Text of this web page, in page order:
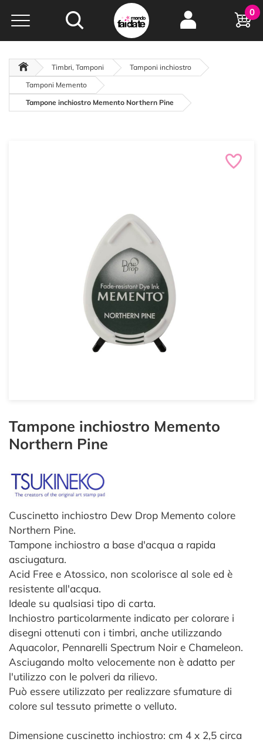
Hobby e
creatività...
oltre 15 anni online
0
Timbri, Tamponi
Tamponi inchiostro
Tamponi Memento
Tampone inchiostro Memento Northern Pine
Tampone inchiostro Memento
Northern Pine
Cuscinetto inchiostro Dew Drop Memento colore
Northern Pine.
Tampone inchiostro a base d'acqua a rapida
asciugatura.
Acid Free e Atossico, non scolorisce al sole ed è
resistente all'acqua.
Ideale su qualsiasi tipo di carta.
Inchiostro particolarmente indicato per colorare i
disegni ottenuti con i timbri, anche utilizzando
Aquacolor, Pennarelli Spectrum Noir e Chameleon.
Asciugando molto velocemente non è adatto per
l'utilizzo con le polveri da rilievo.
Può essere utilizzato per realizzare sfumature di
colore sul tessuto primette o velluto.
Dimensione cuscinetto inchiostro: cm 4 x 2,5 circa